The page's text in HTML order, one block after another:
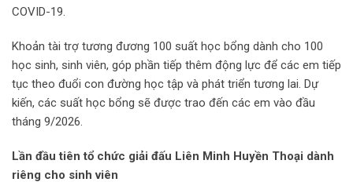
COVID-19.
Khoản tài trợ tương đương 100 suất học bổng dành cho 100
học sinh, sinh viên, góp phần tiếp thêm động lực để các em tiếp
tục theo đuổi con đường học tập và phát triển tương lai. Dự
kiến, các suất học bổng sẽ được trao đến các em vào đầu
tháng 9/2026.
Lần đầu tiên tổ chức giải đấu Liên Minh Huyền Thoại dành
riêng cho sinh viên